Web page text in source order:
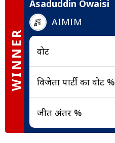
WINNER
Asaduddin Owaisi
AIMIM
वोट
विजेता पार्टी का वोट %
जीत अंतर %